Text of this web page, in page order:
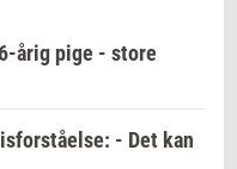
årig pige - store
- Det kan